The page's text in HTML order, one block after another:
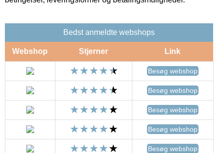
Bedst anmeldte webshops
Webshop Stjerner Link
Besøg webshop
Besøg webshop
Besøg webshop
Besøg webshop
Besøg webshop